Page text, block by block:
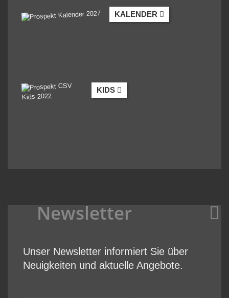
KALENDER
KIDS
Newsletter
Unser Newsletter informiert Sie über
Neuigkeiten und aktuelle Angebote.